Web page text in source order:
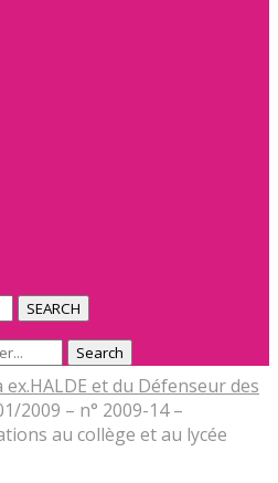
SEARCH
Search
ex.HALDE et du Défenseur des
2009 – n° 2009-14 –
au collège et au lycée